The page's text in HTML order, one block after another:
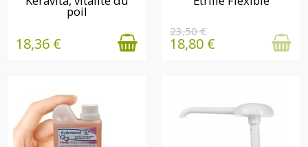
poil
18,36 €
23,50 €
18,80 €